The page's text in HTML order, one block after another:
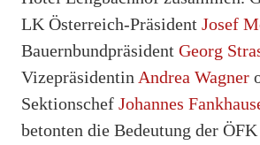
LK Österreich-Präsident Josef
Bauernbundpräsident Georg
Vizepräsidentin Andrea Wagner
Sektionschef Johannes
betonten die Bedeutung der